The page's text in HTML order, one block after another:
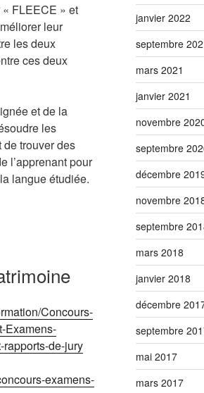
« FLEECE » et
leur
les deux
ces deux
et de la
les
trouver des
l’apprenant pour
langue étudiée.
Concours-
Examens-
de-jury
examens-
janvier 2022
septembre
mars 2021
janvier 2021
novembre
septembre
décembre
novembre
septembre
mars 2018
janvier 2018
décembre
septembre
mai 2017
mars 2017